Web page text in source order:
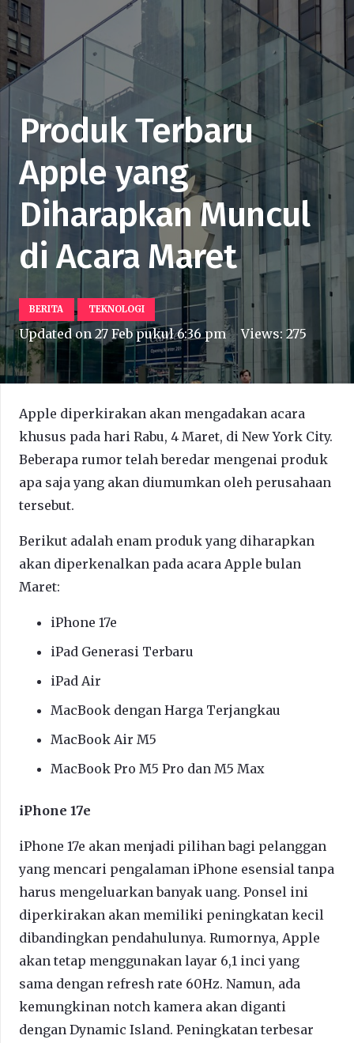
Produk Terbaru
Apple yang
Diharapkan Muncul
di Acara Maret
BERITA TEKNOLOGI
Updated on 27 Feb pukul 6:36 pm Views:275
Apple diperkirakan akan mengadakan acara
khusus pada hari Rabu, 4 Maret, di New York City.
Beberapa rumor telah beredar mengenai produk
apa saja yang akan diumumkan oleh perusahaan
tersebut.
Berikut adalah enam produk yang diharapkan
akan diperkenalkan pada acara Apple bulan
Maret:
iPhone 17e
iPad Generasi Terbaru
iPad Air
MacBook dengan Harga Terjangkau
MacBook Air M5
MacBook Pro M5 Pro dan M5 Max
iPhone 17e
iPhone 17e akan menjadi pilihan bagi pelanggan
yang mencari pengalaman iPhone esensial tanpa
harus mengeluarkan banyak uang. Ponsel ini
diperkirakan akan memiliki peningkatan kecil
dibandingkan pendahulunya. Rumornya, Apple
akan tetap menggunakan layar 6,1 inci yang
sama dengan refresh rate 60Hz. Namun, ada
kemungkinan notch kamera akan diganti
dengan Dynamic Island. Peningkatan terbesar